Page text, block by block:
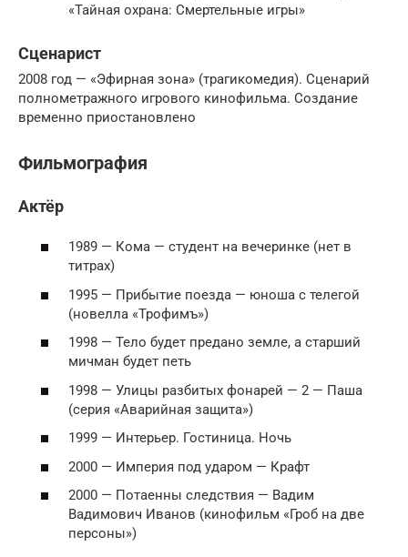
«Тайная охрана: Смертельные игры»
Сценарист
2008 год — «Эфирная зона» (трагикомедия). Сценарий
полнометражного игрового кинофильма. Создание
временно приостановлено
Фильмография
Актёр
1989 — Кома — студент на вечеринке (нет в
титрах)
1995 — Прибытие поезда — юноша с телегой
(новелла «Трофимъ»)
1998 — Тело будет предано земле, а старший
мичман будет петь
1998 — Улицы разбитых фонарей — 2 — Паша
(серия «Аварийная защита»)
1999 — Интерьер. Гостиница. Ночь
2000 — Империя под ударом — Крафт
2000 — Потаенны следствия — Вадим
Вадимович Иванов (кинофильм «Гроб на две
персоны»)